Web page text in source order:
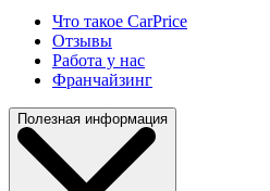
Что такое CarPrice
Отзывы
Работа у нас
Франчайзинг
Полезная информация